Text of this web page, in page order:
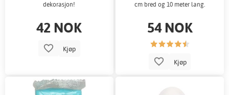
dekorasjon!
42 NOK
Kjøp
cm bred og 10 meter lang.
54 NOK
Kjøp